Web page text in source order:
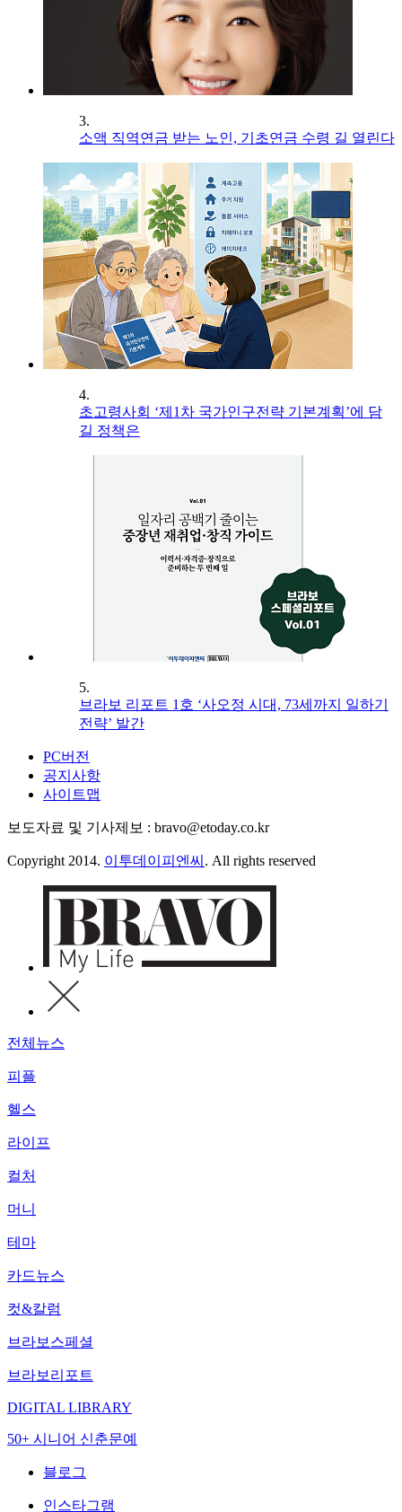
3.
소액 직역연금 받는 노인, 기초연금 수령 길 열린다
4.
초고령사회 ‘제1차 국가인구전략 기본계획’에 담
길 정책은
5.
브라보 리포트 1호 ‘사오정 시대, 73세까지 일하기
전략’ 발간
PC버전
공지사항
사이트맵
보도자료 및 기사제보 : bravo@etoday.co.kr
Copyright 2014. 이투데이피엔씨 . All rights reserved
전체뉴스
피플
헬스
라이프
컬처
머니
테마
카드뉴스
컷&칼럼
브라보스페셜
브라보리포트
DIGITAL LIBRARY
50+ 시니어 신춘문예
블로그
인스타그램